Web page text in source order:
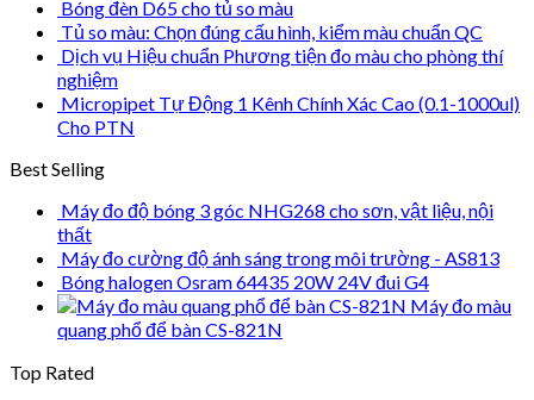
Bóng đèn D65 cho tủ so màu
Tủ so màu: Chọn đúng cấu hình, kiểm màu chuẩn QC
Dịch vụ Hiệu chuẩn Phương tiện đo màu cho phòng thí
nghiệm
Micropipet Tự Động 1 Kênh Chính Xác Cao (0.1-1000ul)
Cho PTN
Best Selling
Máy đo độ bóng 3 góc NHG268 cho sơn, vật liệu, nội
thất
Máy đo cường độ ánh sáng trong môi trường - AS813
Bóng halogen Osram 64435 20W 24V đui G4
Máy đo màu
quang phổ để bàn CS-821N
Top Rated